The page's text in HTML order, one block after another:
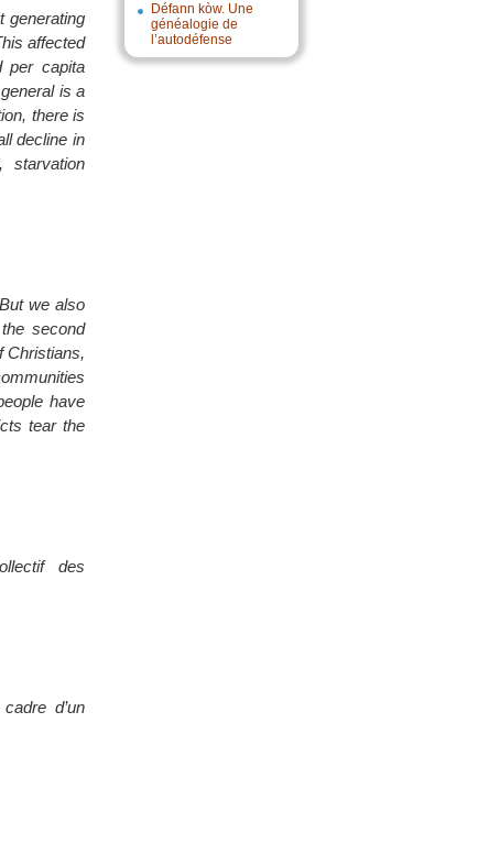
Défann kòw. Une
généalogie de
l’autodéfense
generating
affected
per capita
is a
there is
decline in
starvation
we also
second
Christians,
have
tear the
des
d’un